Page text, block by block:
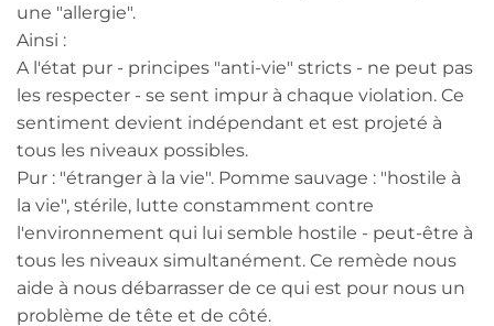
une "allergie".
Ainsi :
A l'état pur - principes "anti-vie" stricts - ne peut pas
les respecter - se sent impur à chaque violation. Ce
sentiment devient indépendant et est projeté à
tous les niveaux possibles.
Pur : "étranger à la vie". Pomme sauvage : "hostile à
la vie", stérile, lutte constamment contre
l'environnement qui lui semble hostile - peut-être à
tous les niveaux simultanément. Ce remède nous
aide à nous débarrasser de ce qui est pour nous un
problème de tête et de côté.